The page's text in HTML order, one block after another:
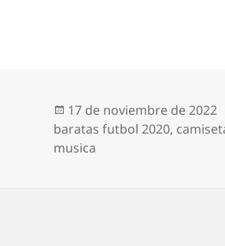
Publicado
el
17 de noviembre de 2022
baratas futbol 2020,
musica